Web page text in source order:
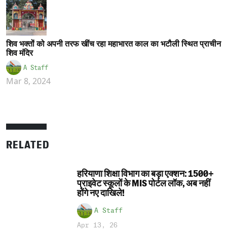
शिव भक्तों को अपनी तरफ खींच रहा महाभारत काल का भटौली स्थित प्राचीन
शिव मंदिर
A Staff
Mar 8, 2024
RELATED
हरियाणा शिक्षा विभाग का बड़ा एक्शन: 1500+
प्राइवेट स्कूलों के MIS पोर्टल लॉक, अब नहीं
होंगे नए दाखिले!
A Staff
Apr 13, 26